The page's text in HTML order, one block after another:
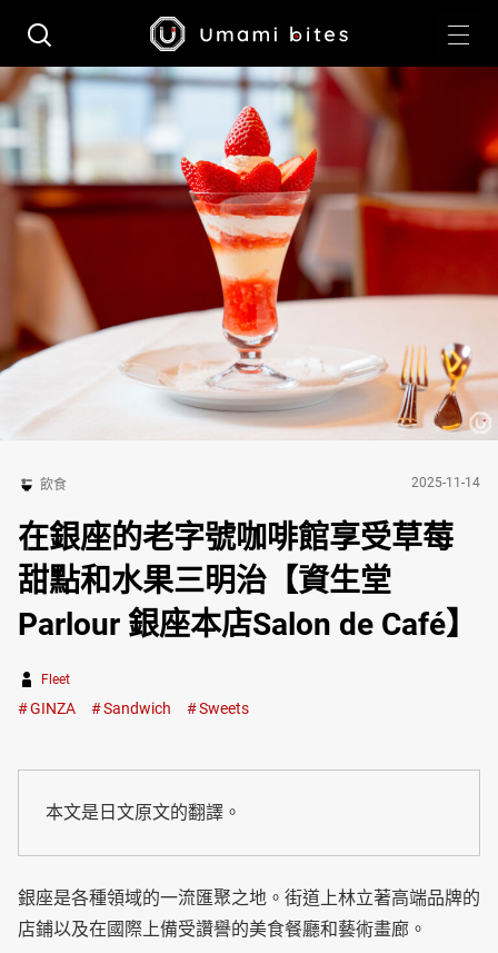
飲食 2025-11-14
在銀座的老字號咖啡館享受草莓
甜點和水果三明治【資生堂
Parlour 銀座本店Salon de Café】
Fleet
GINZA Sandwich Sweets
本文是日文原文的翻譯。
銀座是各種領域的一流匯聚之地。街道上林立著高端品牌的
店鋪以及在國際上備受讚譽的美食餐廳和藝術畫廊。